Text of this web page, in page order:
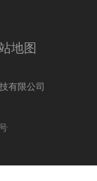
地图
有限公司